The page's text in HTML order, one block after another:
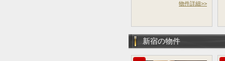
物件詳細>>
新宿の物件